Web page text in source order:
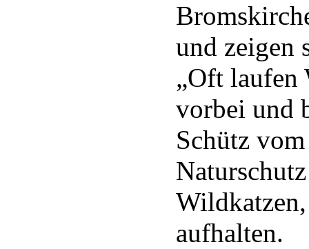
und zeigen
„Oft laufen
vorbei und
Schütz
aufhalten.